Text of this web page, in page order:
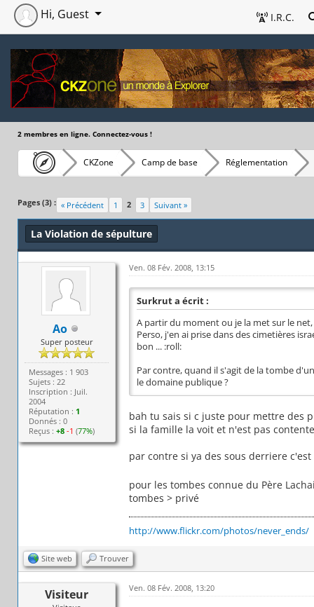
I.R.C.
Hi, Guest
2 membres en ligne. Connectez-vous !
CKZone Camp de base Réglementation
Pages (3) : « Précédent 1 2 3 Suivant »
La Violation de sépulture
Ao
Super posteur
Messages : 1 903
Sujets : 22
Inscription : Juil.
2004
Réputation : 1
Donnés : 0
Reçus :+8 -1 (77%)
Ven. 08 Fév. 2008, 13:15
Surkrut a écrit :
A partir du moment ou je la met sur le
Perso, j'en ai prise dans des cimetières
bon ... :roll:
Par contre, quand il s'agit de la tombe
le domaine publique ?
bah tu sais si c juste pour mettre des
si la famille la voit et n'est pas
par contre si ya des sous derriere
pour les tombes connue du Père
tombes > privé
http://www.flickr.com/photos/never_ends/
Site web Trouver
Visiteur Ven. 08 Fév. 2008, 13:20